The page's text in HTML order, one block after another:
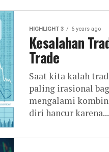
HIGHLIGHT 3 6 years ago
Kesalahan
Trade
Saat kita kalah
paling irasional
mengalami
diri hancur karena...